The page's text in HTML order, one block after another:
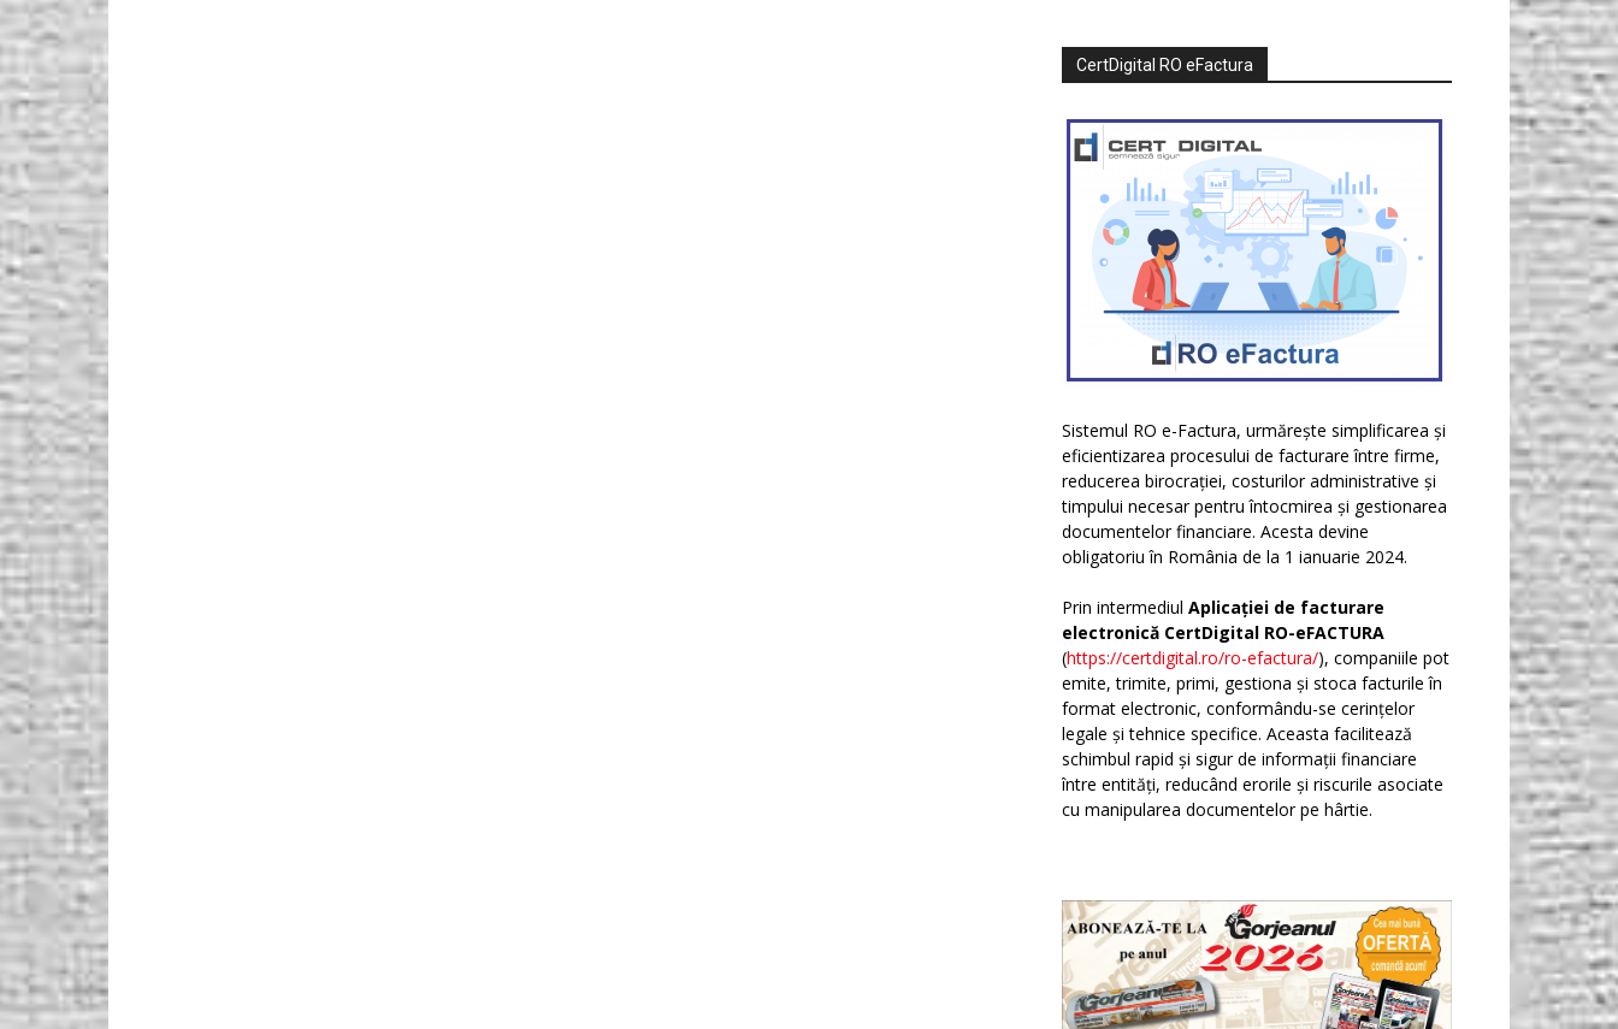
CertDigital RO eFactura
Sistemul RO e-Factura, urmărește simplificarea și
eficientizarea procesului de facturare între firme,
reducerea birocrației, costurilor administrative și
timpului necesar pentru întocmirea și gestionarea
documentelor financiare. Acesta devine
obligatoriu în România de la 1 ianuarie 2024.
Prin intermediul Aplicației de facturare
electronică CertDigital RO-eFACTURA
(https://certdigital.ro/ro-efactura/), companiile pot
emite, trimite, primi, gestiona și stoca facturile în
format electronic, conformându-se cerințelor
legale și tehnice specifice. Aceasta facilitează
schimbul rapid și sigur de informații financiare
între entități, reducând erorile și riscurile asociate
cu manipularea documentelor pe hârtie.